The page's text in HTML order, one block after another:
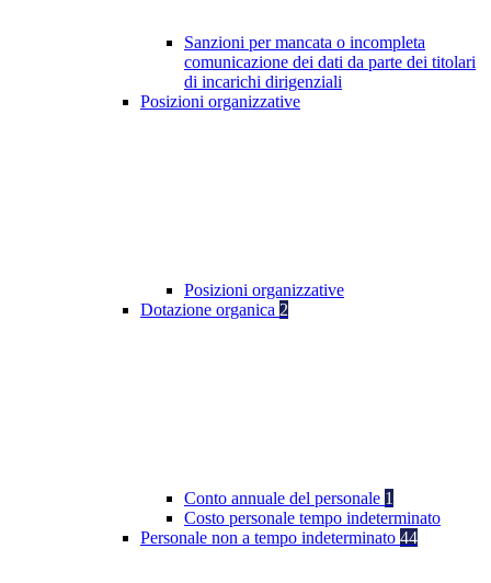
Sanzioni per mancata o incompleta
comunicazione dei dati da parte dei titolari
di incarichi dirigenziali
Posizioni organizzative
Posizioni organizzative
Dotazione organica 2
Conto annuale del personale 1
Costo personale tempo indeterminato
Personale non a tempo indeterminato 44